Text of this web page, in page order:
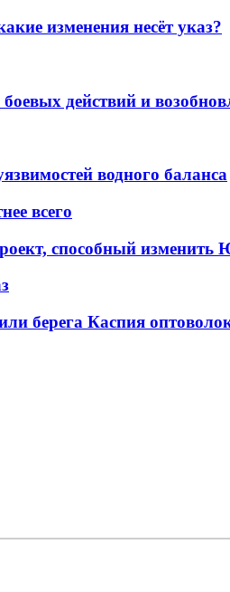
изменения несёт указ?
действий и
водного баланса
всего
способный
берега Каспия